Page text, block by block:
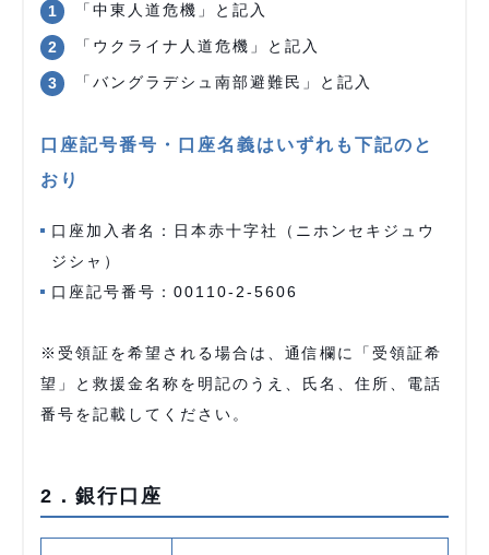
「中東人道危機」と記入
「ウクライナ人道危機」と記入
「バングラデシュ南部避難民」と記入
口座記号番号・口座名義はいずれも下記のと
おり
口座加入者名：日本赤十字社（ニホンセキジュウ
ジシャ）
口座記号番号：00110-2-5606
※受領証を希望される場合は、通信欄に「受領証希
望」と救援金名称を明記のうえ、氏名、住所、電話
番号を記載してください。
2．銀行口座